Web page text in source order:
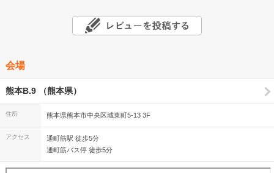
会場
熊本B.9 （熊本県）
住所 熊本県熊本市中央区城東町5-13 3F
アクセス
通町筋駅 徒歩5分
通町筋バス停 徒歩5分